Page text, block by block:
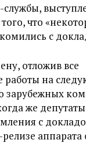
что
с
отложив все
работы на
зарубежных
же
с